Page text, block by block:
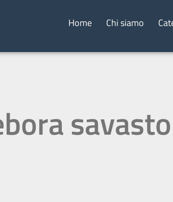
Home Chi siamo
savasto